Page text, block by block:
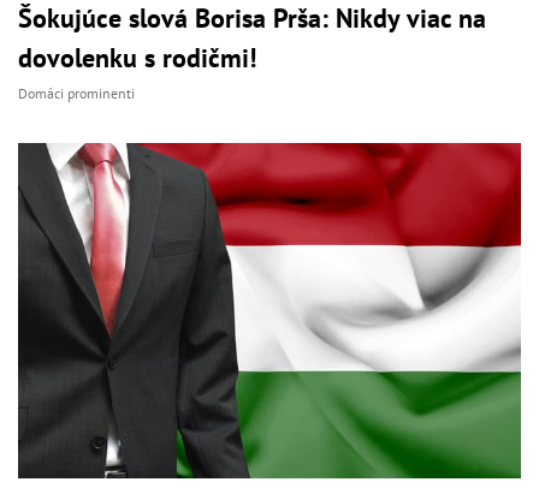
Šokujúce slová Borisa Prša: Nikdy viac na
dovolenku s rodičmi!
Domáci prominenti